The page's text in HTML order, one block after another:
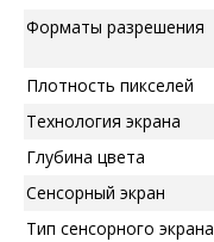
Форматы разрешения
Плотность пикселей
Технология экрана
Глубина цвета
Сенсорный экран
Тип сенсорного экрана